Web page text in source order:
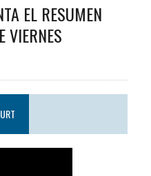
EL RESUMEN
VIERNES